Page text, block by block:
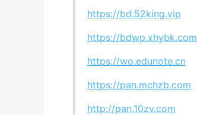
https://bd.52king.vip
https://bdwp.xhybk.com
https://wo.edunote.cn
https://pan.mchzb.com
http://pan.10zv.com